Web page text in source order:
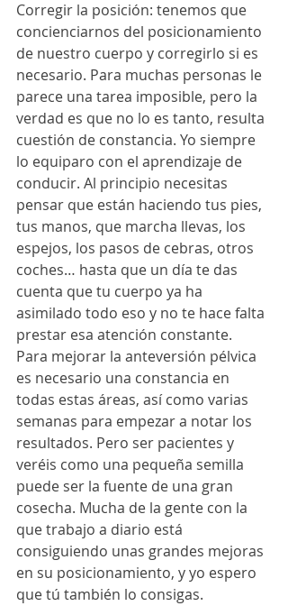
Corregir la posición: tenemos que
concienciarnos del posicionamiento
de nuestro cuerpo y corregirlo si es
necesario. Para muchas personas le
parece una tarea imposible, pero la
verdad es que no lo es tanto, resulta
cuestión de constancia. Yo siempre
lo equiparo con el aprendizaje de
conducir. Al principio necesitas
pensar que están haciendo tus pies,
tus manos, que marcha llevas, los
espejos, los pasos de cebras, otros
coches… hasta que un día te das
cuenta que tu cuerpo ya ha
asimilado todo eso y no te hace falta
prestar esa atención constante.
Para mejorar la anteversión pélvica
es necesario una constancia en
todas estas áreas, así como varias
semanas para empezar a notar los
resultados. Pero ser pacientes y
veréis como una pequeña semilla
puede ser la fuente de una gran
cosecha. Mucha de la gente con la
que trabajo a diario está
consiguiendo unas grandes mejoras
en su posicionamiento, y yo espero
que tú también lo consigas.